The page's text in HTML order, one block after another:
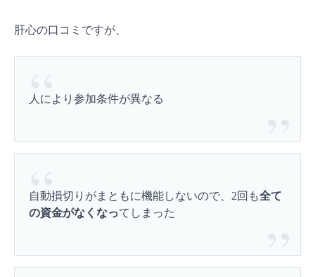
肝心の口コミですが、
人により参加条件が異なる
自動損切りがまともに機能しないので、2回も全て
の資金がなくなってしまった